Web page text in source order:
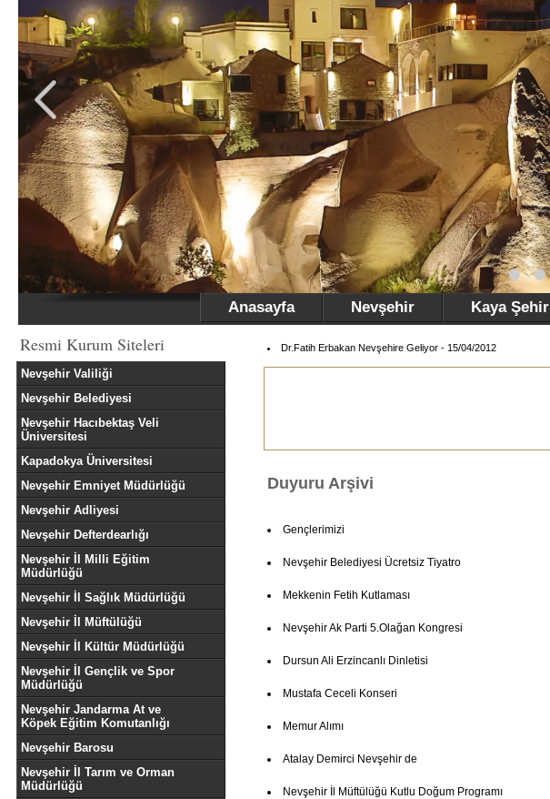
Anasayfa Nevşehir Kaya Şehir
Resmi Kurum Siteleri
Nevşehir Valiliği
Nevşehir Belediyesi
Nevşehir Hacıbektaş Veli
Üniversitesi
Kapadokya Üniversitesi
Nevşehir Emniyet Müdürlüğü
Nevşehir Adliyesi
Nevşehir Defterdearlığı
Nevşehir İl Milli Eğitim
Müdürlüğü
Nevşehir İl Sağlık Müdürlüğü
Nevşehir İl Müftülüğü
Nevşehir İl Kültür Müdürlüğü
Nevşehir İl Gençlik ve Spor
Müdürlüğü
Nevşehir Jandarma At ve
Köpek Eğitim Komutanlığı
Nevşehir Barosu
Nevşehir İl Tarım ve Orman
Müdürlüğü
Dr.Fatih Erbakan Nevşehire Geliyor - 15/04/2012
Duyuru Arşivi
Gençlerimizi
Nevşehir Belediyesi Ücretsiz Tiyatro
Mekkenin Fetih Kutlaması
Nevşehir Ak Parti 5.Olağan Kongresi
Dursun Ali Erzincanlı Dinletisi
Mustafa Ceceli Konseri
Memur Alımı
Atalay Demirci Nevşehir de
Nevşehir İl Müftülüğü Kutlu Doğum Programı